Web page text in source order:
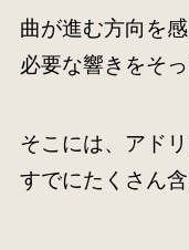
曲が進む方向を感
必要な響きをそっ
そこには、アド
すでにたくさん含